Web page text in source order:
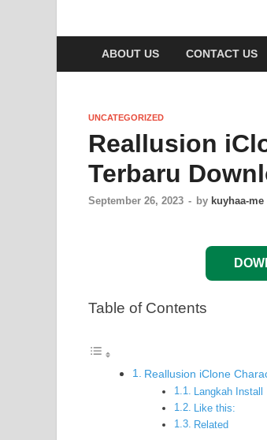
Kuyhaa Me
ABOUT US CONTACT US
UNCATEGORIZED
Reallusion
Terbaru
September 26, 2023 - by kuyhaa-me
Table of Contents
Reallusion iClone
Langkah Install
Like this:
Related